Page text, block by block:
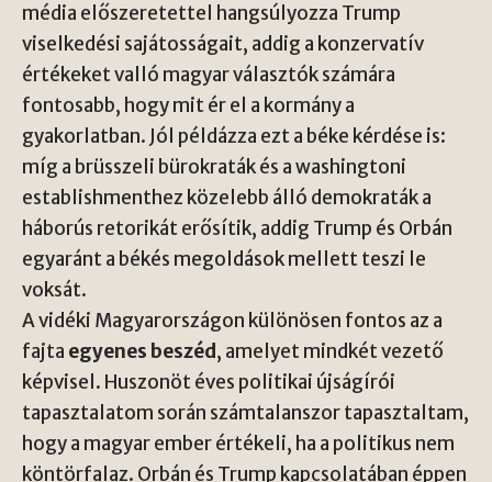
média előszeretettel hangsúlyozza Trump
viselkedési sajátosságait, addig a konzervatív
értékeket valló magyar választók számára
fontosabb, hogy mit ér el a kormány a
gyakorlatban. Jól példázza ezt a béke kérdése is:
míg a brüsszeli bürokraták és a washingtoni
establishmenthez közelebb álló demokraták a
háborús retorikát erősítik, addig Trump és Orbán
egyaránt a békés megoldások mellett teszi le
voksát.
A vidéki Magyarországon különösen fontos az a
fajta egyenes beszéd, amelyet mindkét vezető
képvisel. Huszonöt éves politikai újságírói
tapasztalatom során számtalanszor tapasztaltam,
hogy a magyar ember értékeli, ha a politikus nem
köntörfalaz. Orbán és Trump kapcsolatában éppen